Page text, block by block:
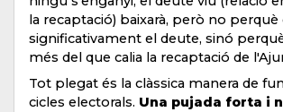
la recaptació) baixarà, però no perquè
significativament el deute, sinó
més del que calia la recaptació de
Tot plegat és la clàssica manera de
cicles electorals. Una pujada forta i